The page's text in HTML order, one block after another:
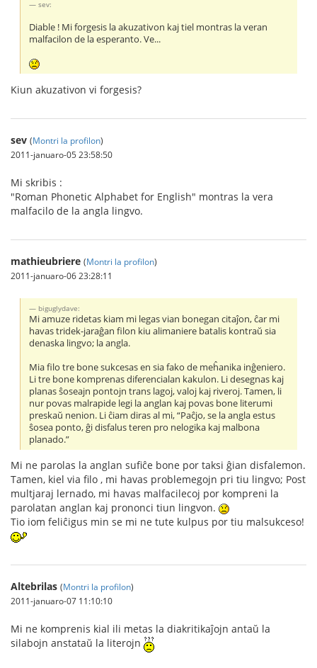
sev:
Diable ! Mi forgesis la akuzativon kaj tiel montras la veran
malfacilon de la esperanto. Ve...
Kiun akuzativon vi forgesis?
sev (Montri la profilon)
2011-januaro-05 23:58:50
Mi skribis :
"Roman Phonetic Alphabet for English" montras la vera
malfacilo de la angla lingvo.
mathieubriere (Montri la profilon)
2011-januaro-06 23:28:11
biguglydave:
Mi amuze ridetas kiam mi legas vian bonegan citaĵon, ĉar mi
havas tridek-jaraĝan filon kiu alimaniere batalis kontraŭ sia
denaska lingvo; la angla.
Mia filo tre bone sukcesas en sia fako de meĥanika inĝeniero.
Li tre bone komprenas diferencialan kakulon. Li desegnas kaj
planas ŝoseajn pontojn trans lagoj, valoj kaj riveroj. Tamen, li
nur povas malrapide legi la anglan kaj povas bone literumi
preskaŭ nenion. Li ĉiam diras al mi, “Paĉjo, se la angla estus
ŝosea ponto, ĝi disfalus teren pro nelogika kaj malbona
planado.”
Mi ne parolas la anglan sufiĉe bone por taksi ĝian disfalemon.
Tamen, kiel via filo , mi havas problemegojn pri tiu lingvo; Post
multjaraj lernado, mi havas malfacilecoj por kompreni la
parolatan anglan kaj prononci tiun lingvon.
Tio iom feliĉigus min se mi ne tute kulpus por tiu malsukceso!
Altebrilas (Montri la profilon)
2011-januaro-07 11:10:10
Mi ne komprenis kial ili metas la diakritikaĵojn antaŭ la
silabojn anstataŭ la literojn